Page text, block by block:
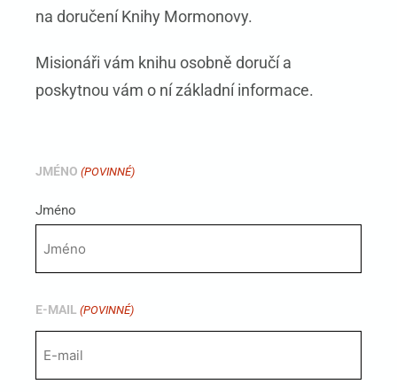
na doručení Knihy Mormonovy.
Misionáři vám knihu osobně doručí a
poskytnou vám o ní základní informace.
JMÉNO (POVINNÉ)
Jméno
E-MAIL (POVINNÉ)